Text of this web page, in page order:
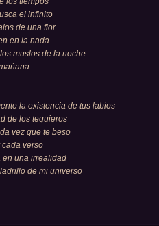
el infinito
de una flor
en la nada
muslos de la noche
la existencia de tus labios
de los tequieros
vez que te beso
cada verso
en una irrealidad
de mi universo